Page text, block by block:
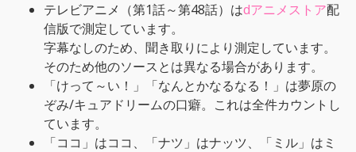
テレビアニメ（第1話～第48話）はdアニメストア配
信版で測定しています。
字幕なしのため、聞き取りにより測定しています。
そのため他のソースとは異なる場合があります。
「けって～い！」「なんとかなるなる！」は夢原の
ぞみ/キュアドリームの口癖。これは全件カウントし
ています。
「ココ」はココ、「ナツ」はナッツ、「ミル」はミ